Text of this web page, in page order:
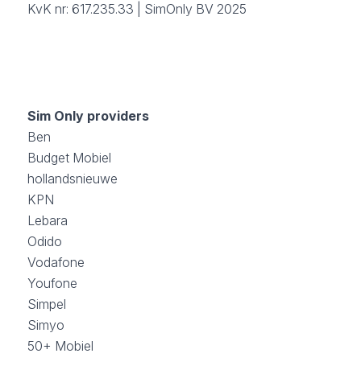
KvK nr: 617.235.33 | SimOnly BV 2025
Sim Only providers
Ben
Budget Mobiel
hollandsnieuwe
KPN
Lebara
Odido
Vodafone
Youfone
Simpel
Simyo
50+ Mobiel